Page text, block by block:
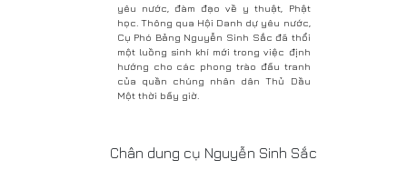
yêu nước, đàm đạo về y thuật, Phật
học. Thông qua Hội Danh dự yêu nước,
Cụ Phó Bảng Nguyễn Sinh Sắc đã thổi
một luồng sinh khí mới trong việc định
hướng cho các phong trào đấu tranh
của quần chúng nhân dân Thủ Dầu
Một thời bấy giờ.
Chân dung cụ Nguyễn Sinh Sắc